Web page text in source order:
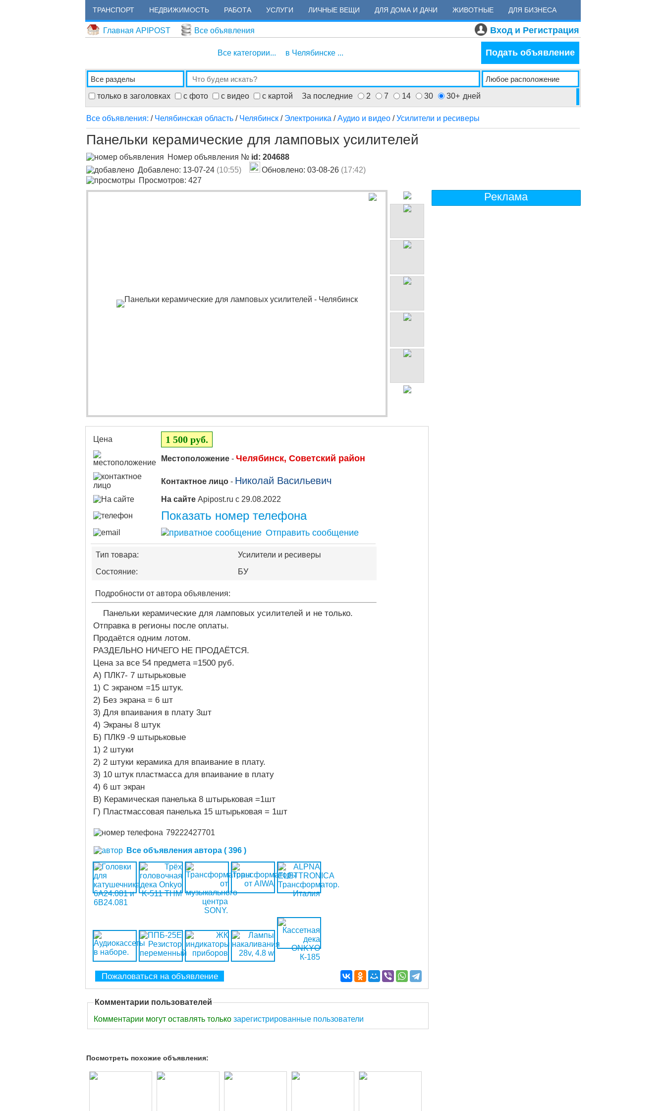
ТРАНСПОРТ НЕДВИЖИМОСТЬ РАБОТА УСЛУГИ ЛИЧНЫЕ ВЕЩИ ДЛЯ ДОМА И ДАЧИ ЖИВОТНЫЕ ДЛЯ БИЗНЕСА
Главная APIPOST Все объявления Вход и Регистрация
Все категории... в Челябинске ... Подать объявление
только в заголовках с фото с видео с картой За последние 2 7 14 30 30+ дней
Все объявления: / Челябинская область / Челябинск / Электроника /Аудио и видео /Усилители и ресиверы
Панельки керамические для ламповых усилителей
Номер объявления № id: 204688
Добавлено: 13-07-24 (10:55) Обновлено: 03-08-26 (17:42)
Просмотров: 427
Цена 1 500 руб.
Местоположение - Челябинск, Советский район
Контактное лицо - Николай Васильевич
На сайте Apipost.ru с 29.08.2022
Показать номер телефона
Отправить сообщение
Тип товара:
Усилители и ресиверы
Состояние:
БУ
Подробности от автора объявления:
Панельки керамические для ламповых усилителей и не только.
Отправка в регионы после оплаты.
Продаётся одним лотом.
РАЗДЕЛЬНО НИЧЕГО НЕ ПРОДАЁТСЯ.
Цена за все 54 предмета =1500 руб.
А) ПЛК7- 7 штырьковые
1) С экраном =15 штук.
2) Без экрана = 6 шт
3) Для впаивания в плату 3шт
4) Экраны 8 штук
Б) ПЛК9 -9 штырьковые
1) 2 штуки
2) 2 штуки керамика для впаивание в плату.
3) 10 штук пластмасса для впаивание в плату
4) 6 шт экран
В) Керамическая панелька 8 штырьковая =1шт
Г) Пластмассовая панелька 15 штырьковая = 1шт
79222427701
Все объявления автора ( 396 )
Пожаловаться на объявление
Комментарии пользователей
Комментарии могут оставлять только зарегистрированные пользователи
Посмотреть похожие объявления:
Реклама